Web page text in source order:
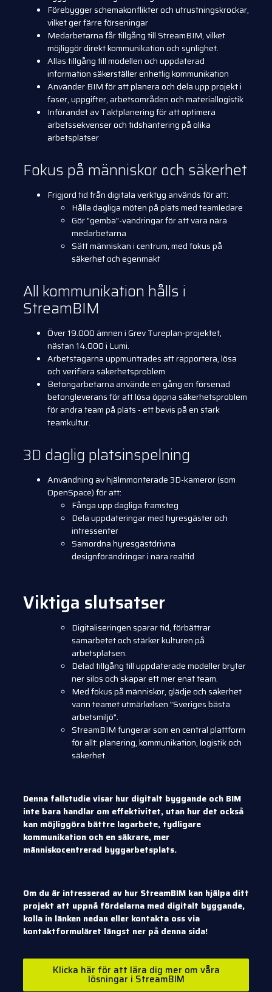
Förebygger schemakonflikter och utrustningskrockar,
vilket ger färre förseningar
Medarbetarna får tillgång till StreamBIM, vilket
möjliggör direkt kommunikation och synlighet.
Allas tillgång till modellen och uppdaterad
information säkerställer enhetlig kommunikation
Använder BIM för att planera och dela upp projekt i
faser, uppgifter, arbetsområden och materiallogistik
Införandet av Taktplanering för att optimera
arbetssekvenser och tidshantering på olika
arbetsplatser
Fokus på människor och säkerhet
Frigjord tid från digitala verktyg används för att:
Hålla dagliga möten på plats med teamledare
Gör "gemba"-vandringar för att vara nära
medarbetarna
Sätt människan i centrum, med fokus på
säkerhet och egenmakt
All kommunikation hålls i
StreamBIM
Över 19.000 ämnen i Grev Tureplan-projektet,
nästan 14.000 i Lumi.
Arbetstagarna uppmuntrades att rapportera, lösa
och verifiera säkerhetsproblem
Betongarbetarna använde en gång en försenad
betongleverans för att lösa öppna säkerhetsproblem
för andra team på plats - ett bevis på en stark
teamkultur.
3D daglig platsinspelning
Användning av hjälmmonterade 3D-kameror (som
OpenSpace) för att:
Fånga upp dagliga framsteg
Dela uppdateringar med hyresgäster och
intressenter
Samordna hyresgästdrivna
designförändringar i nära realtid
Viktiga slutsatser
Digitaliseringen sparar tid, förbättrar
samarbetet och stärker kulturen på
arbetsplatsen.
Delad tillgång till uppdaterade modeller bryter
ner silos och skapar ett mer enat team.
Med fokus på människor, glädje och säkerhet
vann teamet utmärkelsen "Sveriges bästa
arbetsmiljö".
StreamBIM fungerar som en central plattform
för allt: planering, kommunikation, logistik och
säkerhet.
Denna fallstudie visar hur digitalt byggande och BIM
inte bara handlar om effektivitet, utan hur det också
kan möjliggöra bättre lagarbete, tydligare
kommunikation och en säkrare, mer
människocentrerad byggarbetsplats.
Om du är intresserad av hur StreamBIM kan hjälpa ditt
projekt att uppnå fördelarna med digitalt byggande,
kolla in länken nedan eller kontakta oss via
kontaktformuläret längst ner på denna sida!
Klicka här för att lära dig mer om våra
lösningar i StreamBIM